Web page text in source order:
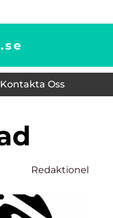
se
Kontakta Oss
Redaktionel